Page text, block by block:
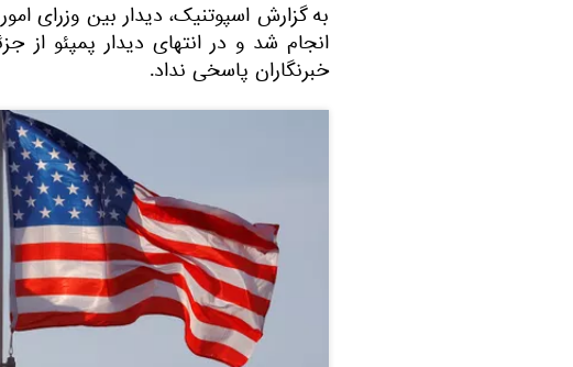
به گزارش اسپوتنیک، دیدار بین وزرای
انجام شد و در انتهای دیدار پمپئو
خبرنگاران پاسخی نداد.